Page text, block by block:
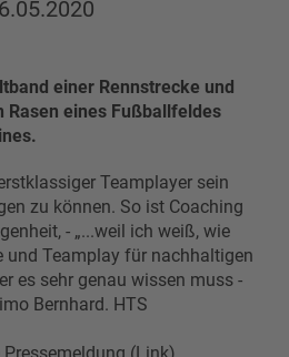
einer Rennstrecke und
Rasen eines Fußballfeldes
Teamplayer sein
zu können. So ist Coaching
- „...weil ich weiß, wie
und Teamplay für nachhaltigen
es sehr genau wissen muss -
Bernhard. HTS